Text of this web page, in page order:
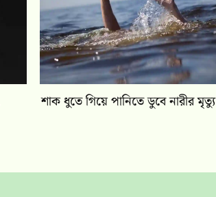
শাক ধুতে গিয়ে পানিতে ডুবে নারীর মৃত্যু